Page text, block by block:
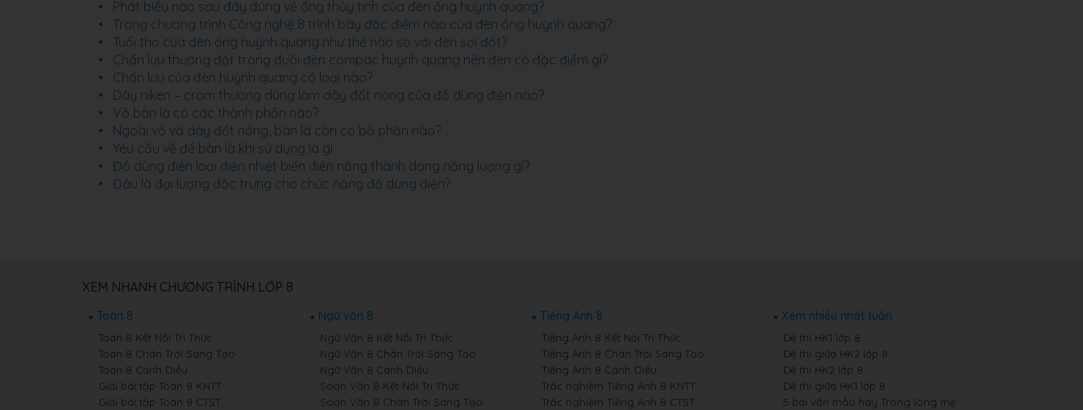
Phát biểu nào sau đây đúng về ống thủy tinh của đèn ống huỳnh quang?
Trong chương trình Công nghệ 8 trình bày đặc điểm nào của đèn ống huỳnh quang?
Tuổi thọ của đèn ống huỳnh quang như thế nào so với đèn sợi đốt?
Chấn lưu thường đặt trong đuôi đèn compac huỳnh quang nên đèn có đặc điểm gì?
Chấn lưu của đèn huỳnh quang có loại nào?
Dây niken – crom thường dùng làm dây đốt nóng của đồ dùng điện nào?
Vỏ bàn là có các thành phần nào?
Ngoài vỏ và dây đốt nóng, bàn là còn có bộ phận nào?
Yêu cầu về đế bàn là khi sử dụng là gì
Đồ dùng điện loại điện nhiệt biến điện năng thành dạng năng lượng gì?
Đâu là đại lượng đặc trưng cho chức năng đồ dùng điện?
XEM NHANH CHƯƠNG TRÌNH LỚP 8
Toán 8
Toán 8 Kết Nối Tri Thức
Toán 8 Chân Trời Sáng Tạo
Toán 8 Cánh Diều
Giải bài tập Toán 8 KNTT
Giải bài tập Toán 8 CTST
Ngữ văn 8
Ngữ Văn 8 Kết Nối Tri Thức
Ngữ Văn 8 Chân Trời Sáng Tạo
Ngữ Văn 8 Cánh Diều
Soạn Văn 8 Kết Nối Tri Thức
Soạn Văn 8 Chân Trời Sáng Tạo
Tiếng Anh 8
Tiếng Anh 8 Kết Nối Tri Thức
Tiếng Anh 8 Chân Trời Sáng Tạo
Tiếng Anh 8 Cánh Diều
Trắc nghiệm Tiếng Anh 8 KNTT
Trắc nghiệm Tiếng Anh 8 CTST
Xem nhiều nhất tuần
Đề thi HK1 lớp 8
Đề thi giữa HK2 lớp 8
Đề thi HK2 lớp 8
Đề thi giữa HK1 lớp 8
5 bài văn mẫu hay Trong lòng mẹ